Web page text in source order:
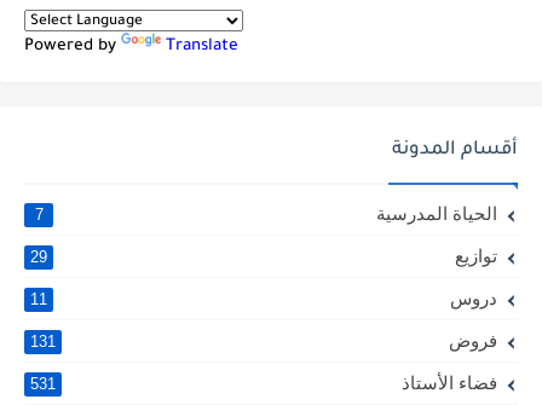
Powered by Translate
أقسام المدونة
الحياة المدرسية 7
توازيع 29
دروس 11
فروض 131
فضاء الأستاذ 531